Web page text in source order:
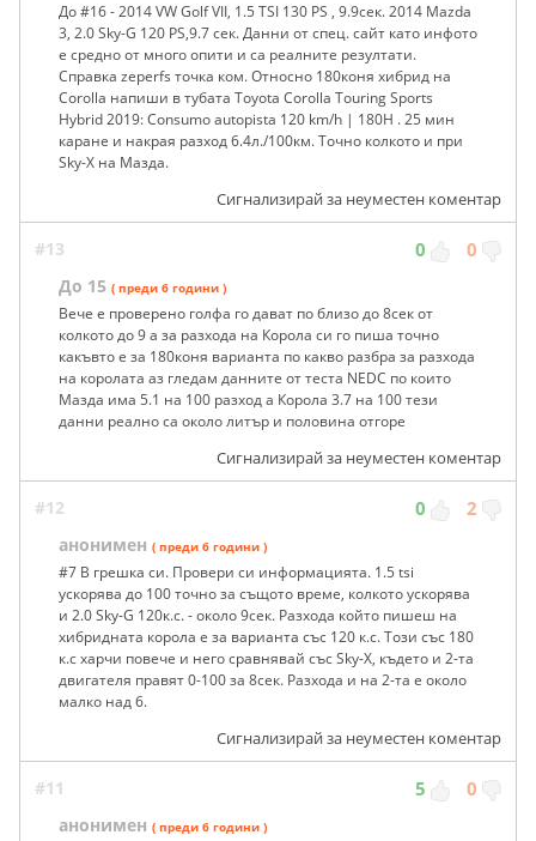
До #16 - 2014 VW Golf VII, 1.5 TSI 130 PS , 9.9сек. 2014 Mazda
3, 2.0 Sky-G 120 PS,9.7 сек. Данни от спец. сайт като инфото
е средно от много опити и са реалните резултати.
Справка zeperfs точка ком. Относно 180коня хибрид на
Corolla напиши в тубата Toyota Corolla Touring Sports
Hybrid 2019: Consumo autopista 120 km/h | 180H . 25 мин
каране и накрая разход 6.4л./100км. Точно колкото и при
Sky-X на Мазда.
Сигнализирай за неуместен коментар
#13 0 0
До 15 ( преди 6 години )
Вече е проверено голфа го дават по близо до 8сек от
колкото до 9 а за разхода на Корола си го пиша точно
какъвто е за 180коня варианта по какво разбра за разхода
на королата аз гледам данните от теста NEDC по които
Мазда има 5.1 на 100 разход а Корола 3.7 на 100 тези
данни реално са около литър и половина отгоре
Сигнализирай за неуместен коментар
#12 0 2
анонимен ( преди 6 години )
#7 В грешка си. Провери си информацията. 1.5 tsi
ускорява до 100 точно за същото време, колкото ускорява
и 2.0 Sky-G 120к.с. - около 9сек. Разхода който пишеш на
хибридната корола е за варианта със 120 к.с. Този със 180
к.с харчи повече и него сравнявай със Sky-X, където и 2-та
двигателя правят 0-100 за 8сек. Разхода и на 2-та е около
малко над 6.
Сигнализирай за неуместен коментар
#11 5 0
анонимен ( преди 6 години )